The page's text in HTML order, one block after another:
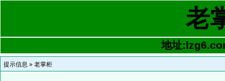
老
地址
提示信息 » 老掌柜